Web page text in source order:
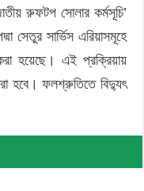
রুফটপ সোলার কর্মসূচি’
সেতুর সার্ভিস এরিয়াসমূহে
হয়েছে। এই প্রক্রিয়ায়
হবে। ফলশ্রুতিতে বিদ্যুৎ